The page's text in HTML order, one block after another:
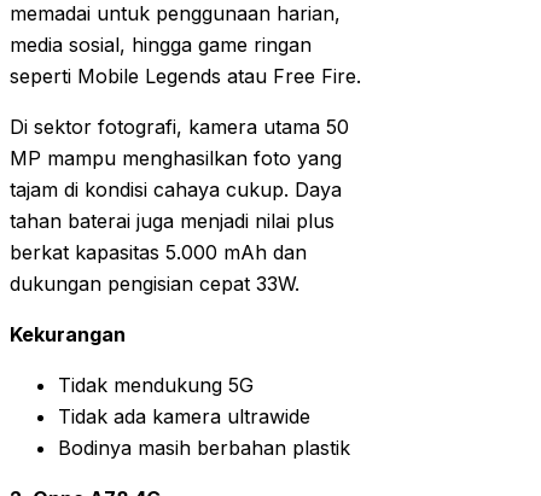
memadai untuk penggunaan harian,
media sosial, hingga game ringan
seperti Mobile Legends atau Free Fire.
Di sektor fotografi, kamera utama 50
MP mampu menghasilkan foto yang
tajam di kondisi cahaya cukup. Daya
tahan baterai juga menjadi nilai plus
berkat kapasitas 5.000 mAh dan
dukungan pengisian cepat 33W.
Kekurangan
Tidak mendukung 5G
Tidak ada kamera ultrawide
Bodinya masih berbahan plastik